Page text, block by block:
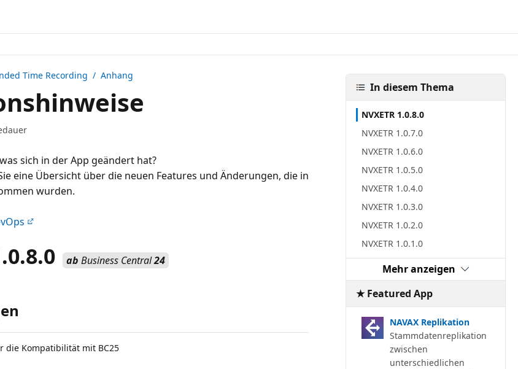
Time Recording / Anhang
sich in der App geändert hat?
eine Übersicht über die neuen Features und Änderungen, die in
wurden.
ab Business Central24
die Kompatibilität mit BC25
In diesem Thema
NVXETR 1.0.8.0
NVXETR 1.0.7.0
NVXETR 1.0.6.0
NVXETR 1.0.5.0
NVXETR 1.0.4.0
NVXETR 1.0.3.0
NVXETR 1.0.2.0
NVXETR 1.0.1.0
Mehr anzeigen
★ Featured App
NAVAX Replikation
Stammdatenreplikation
zwischen
unterschiedlichen